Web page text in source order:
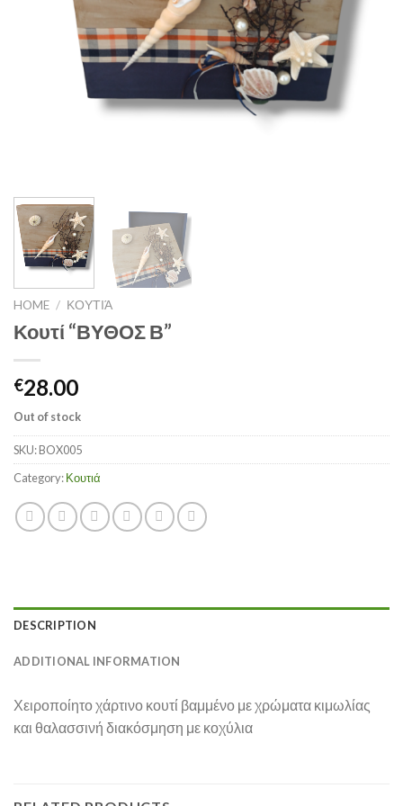
HOME / ΚΟΥΤΙΆ
Κουτί “ΒΥΘΟΣ Β”
€28.00
Out of stock
SKU:BOX005
Category:Κουτιά
DESCRIPTION
ADDITIONAL INFORMATION
Χειροποίητο χάρτινο κουτί βαμμένο με χρώματα κιμωλίας
και θαλασσινή διακόσμηση με κοχύλια